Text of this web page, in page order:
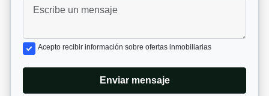
Acepto recibir información sobre ofertas inmobiliarias
Enviar mensaje